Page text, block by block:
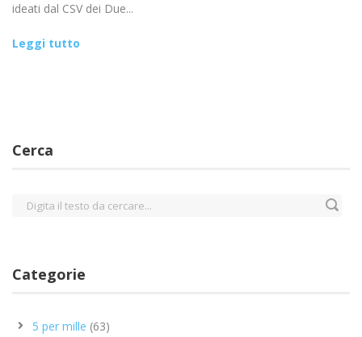
ideati dal CSV dei Due...
Leggi tutto
Cerca
Categorie
5 per mille (63)